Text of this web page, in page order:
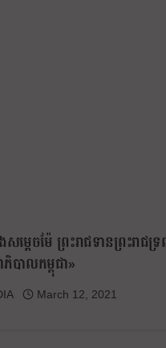
តេចម៉ែ ព្រះរាជទានព្រះរាជទ្រ
ភិបាលកម្ពុជា»
March 12, 2021